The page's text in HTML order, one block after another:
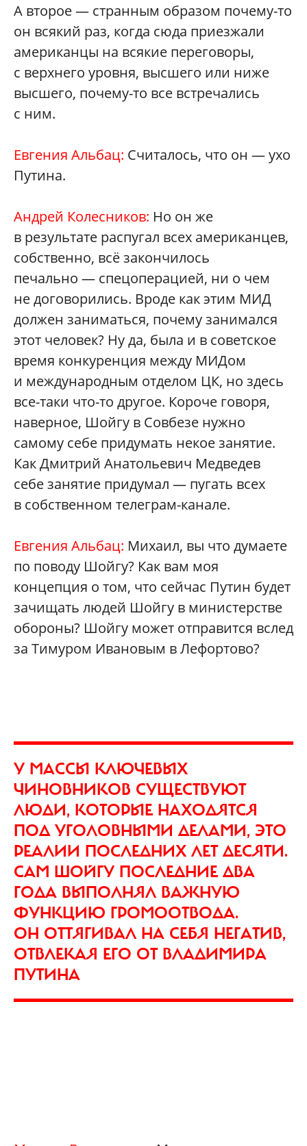
А второе — странным образом почему-то
он всякий раз, когда сюда приезжали
американцы на всякие переговоры,
с верхнего уровня, высшего или ниже
высшего, почему-то все встречались
с ним.
Евгения Альбац: Считалось, что он — ухо
Путина.
Андрей Колесников: Но он же
в результате распугал всех американцев,
собственно, всё закончилось
печально — спецоперацией, ни о чем
не договорились. Вроде как этим МИД
должен заниматься, почему занимался
этот человек? Ну да, была и в советское
время конкуренция между МИДом
и международным отделом ЦК, но здесь
все-таки что-то другое. Короче говоря,
наверное, Шойгу в Совбезе нужно
самому себе придумать некое занятие.
Как Дмитрий Анатольевич Медведев
себе занятие придумал — пугать всех
в собственном телеграм-канале.
Евгения Альбац: Михаил, вы что думаете
по поводу Шойгу? Как вам моя
концепция о том, что сейчас Путин будет
зачищать людей Шойгу в министерстве
обороны? Шойгу может отправится вслед
за Тимуром Ивановым в Лефортово?
У МАССЫ КЛЮЧЕВЫХ
ЧИНОВНИКОВ СУЩЕСТВУЮТ
ЛЮДИ, КОТОРЫЕ НАХОДЯТСЯ
ПОД УГОЛОВНЫМИ ДЕЛАМИ, ЭТО
РЕАЛИИ ПОСЛЕДНИХ ЛЕТ ДЕСЯТИ.
САМ ШОЙГУ ПОСЛЕДНИЕ ДВА
ГОДА ВЫПОЛНЯЛ ВАЖНУЮ
ФУНКЦИЮ ГРОМООТВОДА.
ОН ОТТЯГИВАЛ НА СЕБЯ НЕГАТИВ,
ОТВЛЕКАЯ ЕГО ОТ ВЛАДИМИРА
ПУТИНА